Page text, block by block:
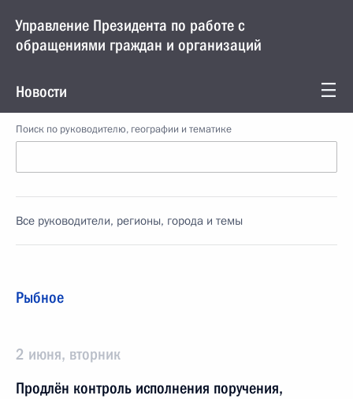
Управление Президента по работе с
обращениями граждан и организаций
Новости
Поиск по руководителю, географии и тематике
Все руководители, регионы, города и темы
Рыбное
2 июня, вторник
Продлён контроль исполнения поручения,